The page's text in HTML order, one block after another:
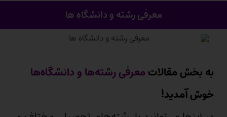
معرفی رشته و دانشگاه ها
به بخش مقالاتمعرفی رشته‌ها و دانشگاه‌ها
خوش آمدید!